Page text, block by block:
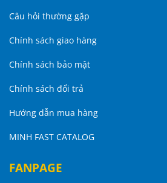
Câu hỏi thường gặp
Chính sách giao hàng
Chính sách bảo mật
Chính sách đổi trả
Hướng dẫn mua hàng
MINH FAST CATALOG
FANPAGE